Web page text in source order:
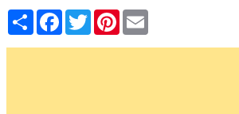
Share Facebook
TwitterPinterest